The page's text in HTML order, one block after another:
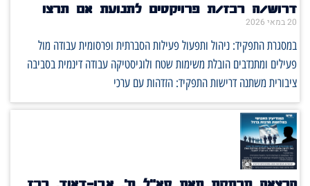
דרוש/ה רכז/ת פרויקטים לתנועת אם תרצו
20 במאי 2026
במסגרת התפקיד: ניהול ותפעול פעילות הסברתית ופרסומית עבודה מול
פעילים ומתנדבים הובלת משימות שטח ולוגיסטיקה עבודה דינמית בסביבה
ציבורית משתנה דרישות התפקיד: הזדהות עם ערכי